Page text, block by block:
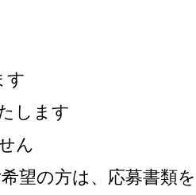
す
します
ん
望の方は、応募書類